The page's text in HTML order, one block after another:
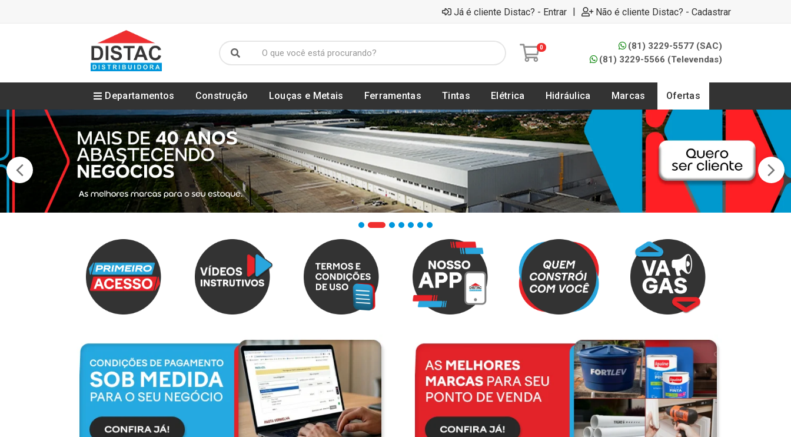
Já é cliente Distac? - Entrar | Não é cliente Distac? - Cadastrar
0
(81) 3229-5577 (SAC)
(81) 3229-5566 (Televendas)
Departamentos Construção Louças e Metais Ferramentas Tintas Elétrica Hidráulica Marcas Ofertas